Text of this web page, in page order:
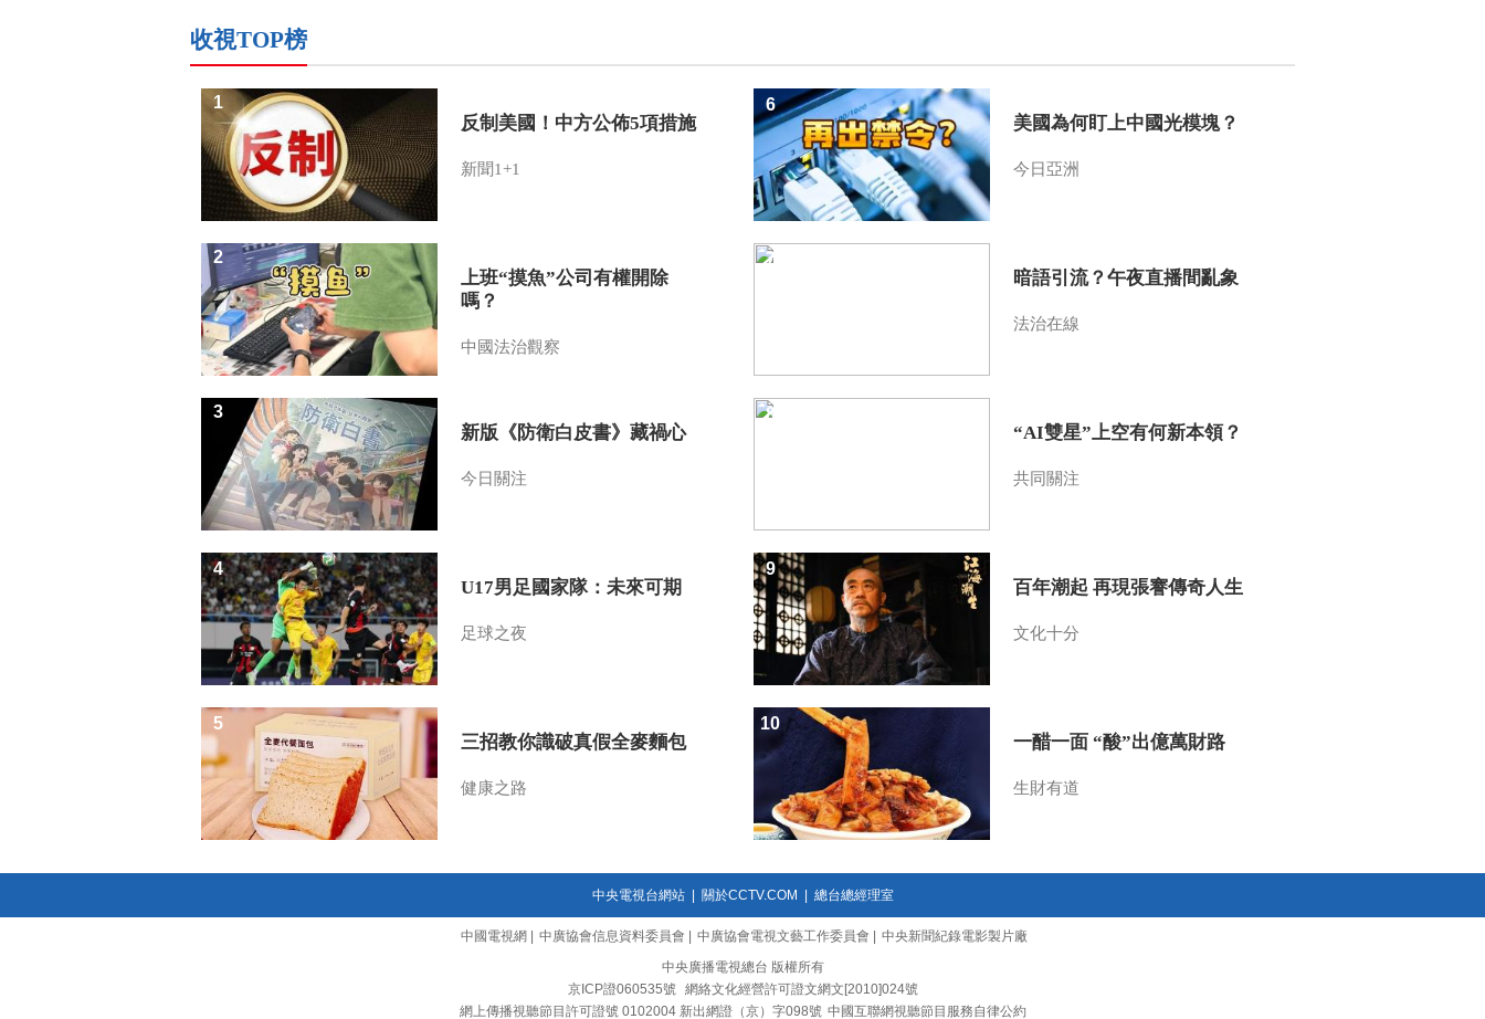
2018-04-12 14:40:56
2018-04-09 13:42:56
《热线12》清明节网络直
在踏青路上等你
2018-04-06 16:22:54
收視TOP榜
反制美國！中方公佈5項措施
新聞1+1
1
上班“摸魚”公司有權開除
嗎？
中國法治觀察
2
新版《防衛白皮書》藏禍心
今日關注
3
U17男足國家隊：未來可期
足球之夜
4
三招教你識破真假全麥麵包
健康之路
5
美國為何盯上中國光模塊？
今日亞洲
6
暗語引流？午夜直播間亂象
法治在線
7
“AI雙星”上空有何新本領？
共同關注
8
百年潮起 再現張謇傳奇人生
文化十分
9
一醋一面 “酸”出億萬財路
生財有道
10
中央電視台網站| 關於CCTV.COM 總台總經理室
中國電視網 中廣協會信息資料委員會 中廣協會電視文藝工作委員會
中央新聞紀錄電影製片廠
中央廣播電視總台 版權所有
京ICP證060535號
網絡文化經營許可證文網文[2010]024號
網上傳播視聽節目許可證號 0102004 新出網證（京）字098號 中國互聯網視聽節目服務自律公約